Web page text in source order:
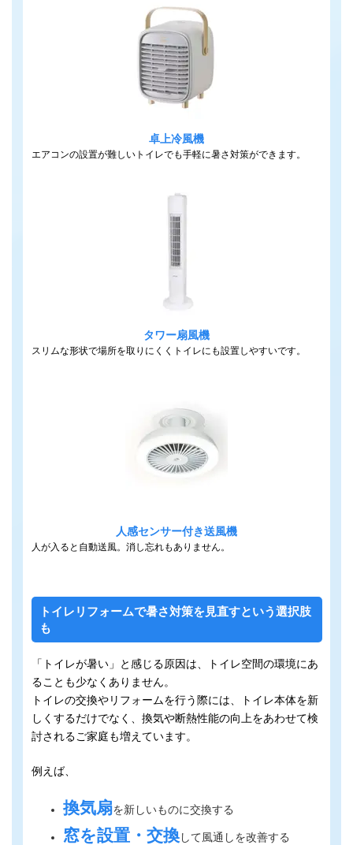
卓上冷風機
エアコンの設置が難しいトイレでも手軽に暑さ対策ができます。
タワー扇風機
スリムな形状で場所を取りにくくトイレにも設置しやすいです。
人感センサー付き送風機
人が入ると自動送風。消し忘れもありません。
トイレリフォームで暑さ対策を見直すという選択肢
も
「トイレが暑い」と感じる原因は、トイレ空間の環境にあ
ることも少なくありません。
トイレの交換やリフォームを行う際には、トイレ本体を新
しくするだけでなく、換気や断熱性能の向上をあわせて検
討されるご家庭も増えています。
例えば、
換気扇を新しいものに交換する
窓を設置・交換して風通しを改善する